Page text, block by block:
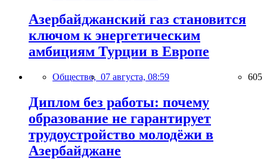
Азербайджанский газ становится
ключом к энергетическим
амбициям Турции в Европе
Общество, 07 августа, 08:59 605
Диплом без работы: почему
образование не гарантирует
трудоустройство молодёжи в
Азербайджане